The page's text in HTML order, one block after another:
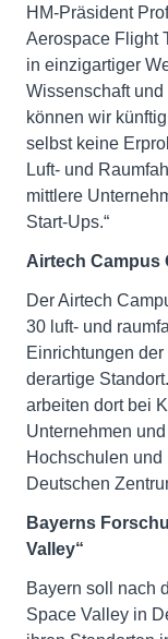
HM-Präsident
Aerospace Flight
in einzigartiger
Wissenschaft
können wir
selbst keine
Luft- und
mittlere
Start-Ups.“
Airtech Campus
Der Airtech
30 luft- und
Einrichtungen
derartige
arbeiten dort bei
Unternehmen
Hochschulen
Deutschen
Bayerns
Valley“
Bayern soll nach
Space Valley in